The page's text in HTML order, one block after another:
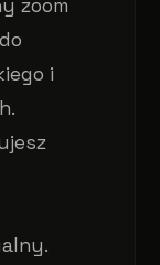
zoom
i